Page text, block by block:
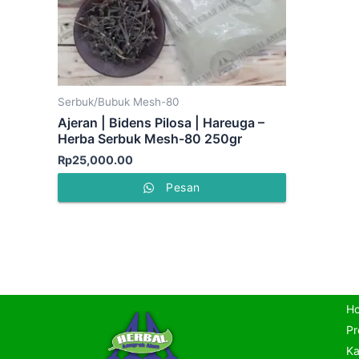
Serbuk/Bubuk Mesh-80
Ajeran | Bidens Pilosa | Hareuga –
Herba Serbuk Mesh-80 250gr
Rp25,000.00
Pesan